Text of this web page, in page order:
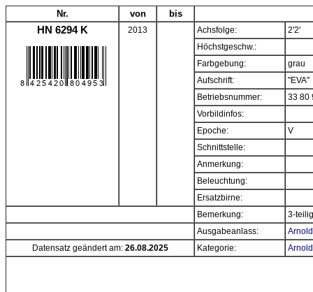
Nr. von bis
HN 6294 K 2013 Achsfolge:
2'2'
Höchstgeschw.:
Farbgebung:
grau
Aufschrift:
"EVA"
Betriebsnummer:
33 80
Vorbildinfos:
Epoche:
V
Schnittstelle:
Anmerkung:
Beleuchtung:
Ersatzbirne:
Bemerkung:
3-
Ausgabeanlass:
Datensatz geändert am: 26.08.2025 Kategorie: